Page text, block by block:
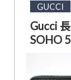
GUCCI
Gucci
SOHO